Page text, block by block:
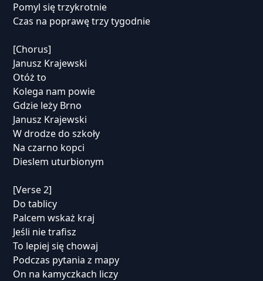
Pomyl się trzykrotnie
Czas na poprawę trzy tygodnie
[Chorus]
Janusz Krajewski
Otóż to
Kolega nam powie
Gdzie leży Brno
Janusz Krajewski
W drodze do szkoły
Na czarno kopci
Dieslem uturbionym
[Verse 2]
Do tablicy
Palcem wskaż kraj
Jeśli nie trafisz
To lepiej się chowaj
Podczas pytania z mapy
On na kamyczkach liczy